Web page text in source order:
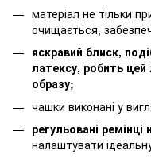
матеріал не тільки
очищається,
яскравий блиск,
латексу, робить
образу;
чашки виконані у
регульовані ремінці
налаштувати